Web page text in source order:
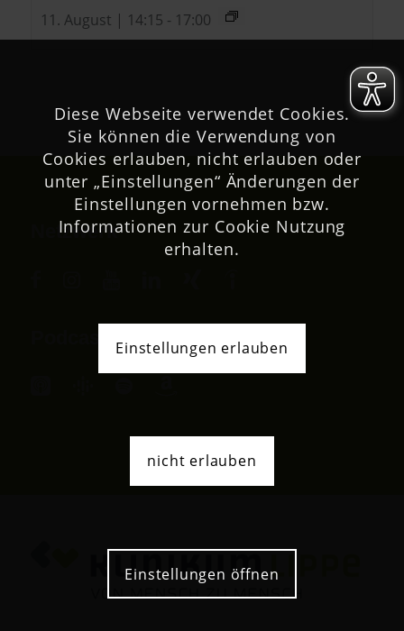
11. August | 14:15 - 17:00
Netzwerk
Diese Webseite verwendet Cookies.
Sie können die Verwendung von
Cookies erlauben, nicht erlauben oder
unter „Einstellungen“ Änderungen der
Einstellungen vornehmen bzw.
Informationen zur Cookie Nutzung
erhalten.
Einstellungen erlauben
nicht erlauben
Einstellungen öffnen